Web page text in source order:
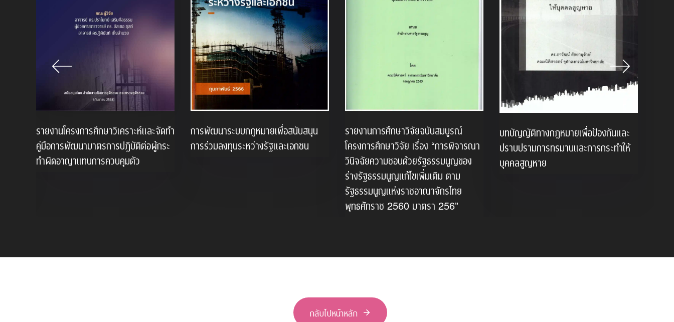
รายงานโครงการศึกษาวิเคราะห์และจัดทํา
คู่มือการพัฒนามาตรการปฏิบัติต่อผู้กระ
ทําผิดอาญาแทนการควบคุมตัว
การพัฒนาระบบกฎหมายเพื่อสนับสนุน
การร่วมลงทุนระหว่างรัฐและเอกชน
รายงานการศึกษาวิจัยฉบับสมบูรณ์
โครงการศึกษาวิจัย เรื่อง “การพิจารณา
วินิจฉัยความชอบด้วยรัฐธรรมนูญของ
ร่างรัฐธรรมนูญแก้ไขเพิ่มเติม ตาม
รัฐธรรมนูญแห่งราชอาณาจักรไทย
พุทธศักราช 2560 มาตรา 256”
บทบัญญัติทางกฎหมายเพื่อป้องกันและ
ปราบปรามการทรมานและการกระทำให้
บุคคลสูญหาย
กลับไปหน้าหลัก